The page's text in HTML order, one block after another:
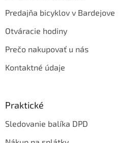
Predajňa bicyklov v Bardejove
Otváracie hodiny
Prečo nakupovať u nás
Kontaktné údaje
Praktické
Sledovanie balíka DPD